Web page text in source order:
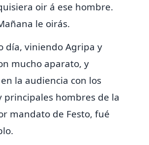
oir á ese hombre.
le oirás.
día, viniendo Agripa y
mucho aparato, y
la audiencia con los
principales hombres de la
mandato de Festo, fué